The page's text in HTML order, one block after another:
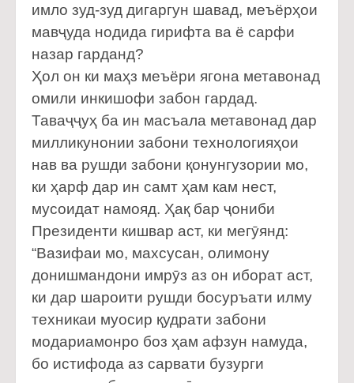
имло зуд-зуд дигаргун шавад, меъёрҳои
мавҷуда нодида гирифта ва ё сарфи
назар гарданд?
Ҳол он ки маҳз меъёри ягона метавонад
омили инкишофи забон гардад.
Таваҷҷуҳ ба ин масъала метавонад дар
милликунонии забони технологияҳои
нав ва рушди забони қонунгузории мо,
ки ҳарф дар ин самт ҳам кам нест,
мусоидат намояд. Ҳақ бар ҷониби
Президенти кишвар аст, ки мегӯянд:
“Вазифаи мо, махсусан, олимону
донишмандони имрӯз аз он иборат аст,
ки дар шароити рушди босуръати илму
техникаи муосир қудрати забони
модариамонро боз ҳам афзун намуда,
бо истифода аз сарвати бузурги